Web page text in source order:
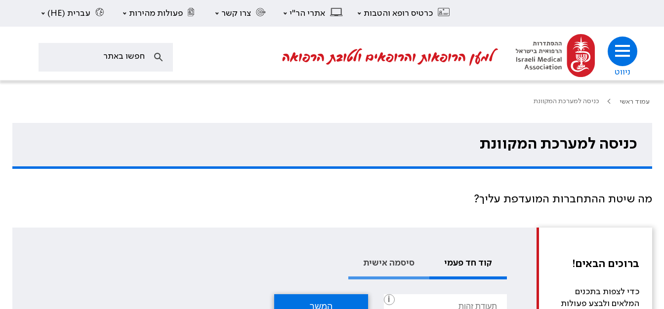
כרטיס רופא והטבות אתרי הר"י צרו קשר פעולות מהירות עברית (HE)
ניווט
למען הרופאות והרופאים ולטובת הרפואה
עמוד ראשי כניסה למערכת המקוונת
כניסה למערכת המקוונת
מה שיטת ההתחברות המועדפת עליך?
ברוכים הבאים!
כדי לצפות בתכנים
המלאים ולבצע פעולות
קוד חד פעמי סיסמה אישית
i